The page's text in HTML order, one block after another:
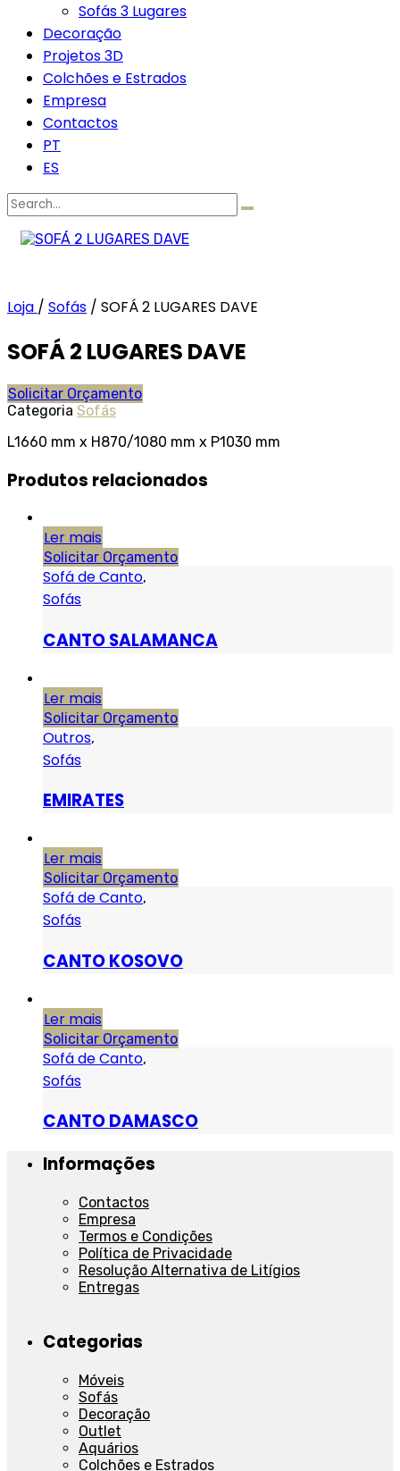
Sofás 3 Lugares
Decoração
Projetos 3D
Colchões e Estrados
Empresa
Contactos
PT
ES
Search
for:
Loja / Sofás / SOFÁ 2 LUGARES DAVE
SOFÁ 2 LUGARES DAVE
Solicitar Orçamento
Categoria Sofás
L1660 mm x H870/1080 mm x P1030 mm
Produtos relacionados
Ler mais
Solicitar Orçamento
Sofá de Canto,
Sofás
CANTO SALAMANCA
Ler mais
Solicitar Orçamento
Outros,
Sofás
EMIRATES
Ler mais
Solicitar Orçamento
Sofá de Canto,
Sofás
CANTO KOSOVO
Ler mais
Solicitar Orçamento
Sofá de Canto,
Sofás
CANTO DAMASCO
Informações
Contactos
Empresa
Termos e Condições
Política de Privacidade
Resolução Alternativa de Litígios
Entregas
Categorias
Móveis
Sofás
Decoração
Outlet
Aquários
Colchões e Estrados